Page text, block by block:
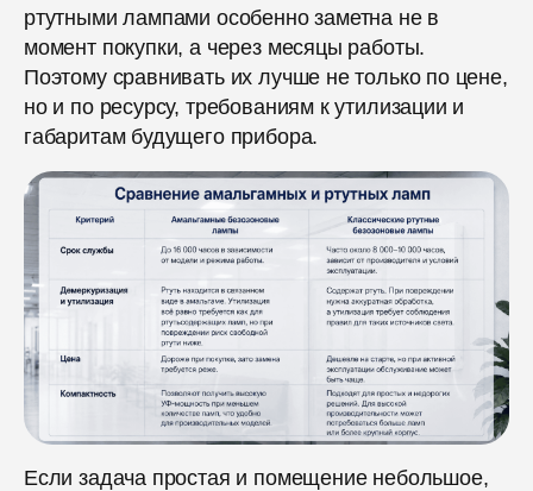
ртутными лампами особенно заметна не в
момент покупки, а через месяцы работы.
Поэтому сравнивать их лучше не только по цене,
но и по ресурсу, требованиям к утилизации и
габаритам будущего прибора.
Если задача простая и помещение небольшое,